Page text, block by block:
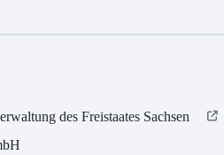
des Freistaates Sachsen